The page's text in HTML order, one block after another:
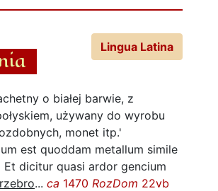
Lingua Latina
o białej barwie, z
używany do wyrobu
monet itp.'
est quoddam metallum simile
Et dicitur quasi ardor gencium
... ca 1470 RozDom 22vb